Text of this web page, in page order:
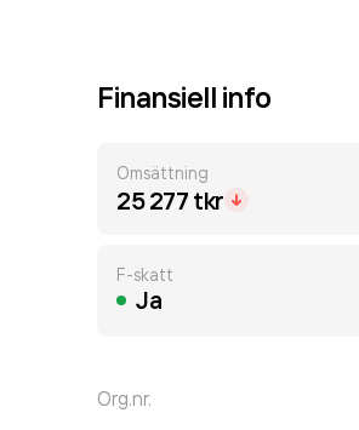
Finansiell info
Omsättning
25 277 tkr
F-skatt
Ja
Org.nr.